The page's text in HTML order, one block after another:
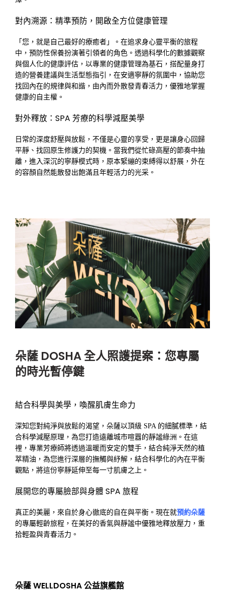
對內溯源：精準預防，開啟全方位健康管理
「您，就是自己最好的療癒者」。在追求身心靈平衡的旅程
中，預防性保養扮演著引領者的角色。透過科學化的數據觀察
與個人化的健康評估，以專業的健康管理為基石，搭配量身打
造的營養建議與生活型態指引，在安適寧靜的氛圍中，協助您
找回內在的規律與和諧，由內而外散發青春活力，優雅地掌握
健康的自主權。
對外釋放：SPA 芳療的科學減壓美學
日常的深度舒壓與放鬆，不僅是心靈的享受，更是讓身心回歸
平靜、找回原生修護力的契機。當我們從忙碌高壓的節奏中抽
離，進入深沉的寧靜模式時，原本緊繃的束縛得以舒展，外在
的容顏自然能散發出飽滿且年輕活力的光采。
朵薩 DOSHA 全人照護提案：您專屬
的時光暫停鍵
結合科學與美學，喚醒肌膚生命力
深知您對純淨與放鬆的渴望，朵薩以頂級 SPA 的細膩標準，結
合科學減壓原理，為您打造遠離城市喧囂的靜謐綠洲。在這
裡，專業芳療師將透過溫暖而安定的雙手，結合純淨天然的植
萃精油，為您進行深層的撫觸與紓解，結合科學化的內在平衡
觀點，將這份寧靜延伸至每一寸肌膚之上。
展開您的專屬臉部與身體 SPA 旅程
真正的美麗，來自於身心徹底的自在與平衡。現在就預約朵薩
的專屬輕齡旅程，在美好的香氣與靜謐中優雅地釋放壓力，重
拾輕盈與青春活力。
朵薩 WELLDOSHA 公益旗艦館